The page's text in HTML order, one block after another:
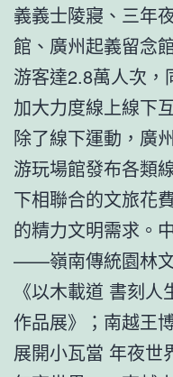
義義士陵寢、三年
館、廣州起義留念
游客達2.8萬人次，
加大力度線上線下
除了線下運動，廣
游玩場館發布各類
下相聯合的文旅花
的精力文明需求。
——嶺南傳統園林
《以木載道 書刻
作品展》；南越王
展開小瓦當 年夜